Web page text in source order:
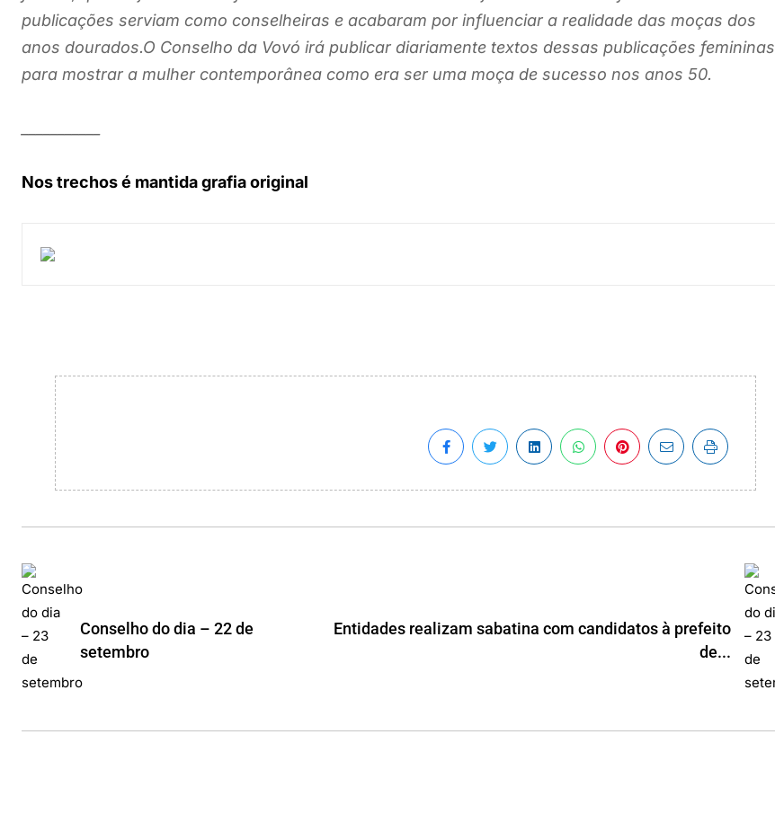
publicações serviam como conselheiras e acabaram por influenciar a realidade das moças dos
anos dourados.O Conselho da Vovó irá publicar diariamente textos dessas publicações femininas
para mostrar a mulher contemporânea como era ser uma moça de sucesso nos anos 50.
Nos trechos é mantida grafia original
Conselho do dia – 22 de
setembro
Entidades realizam sabatina com candidatos à prefeito
de...